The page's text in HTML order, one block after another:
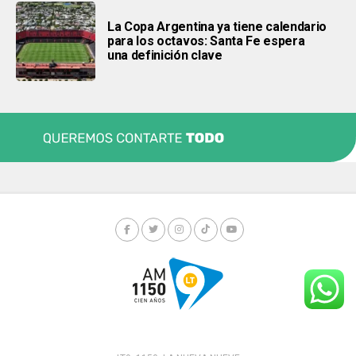
La Copa Argentina ya tiene calendario
para los octavos: Santa Fe espera
una definición clave